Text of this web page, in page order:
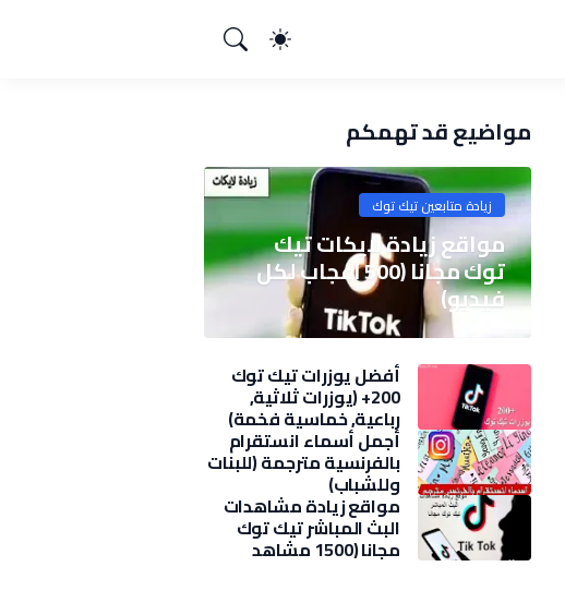
مواضيع قد تهمكم
زيادة متابعين تيك توك
مواقع زيادة لايكات تيك
توك مجانا (500 اعجاب لكل
فيديو)
أفضل يوزرات تيك توك
200+ (يوزرات ثلاثية,
رباعية, خماسية فخمة)
2025
أجمل أسماء انستقرام
بالفرنسية مترجمة (للبنات
وللشباب)
مواقع زيادة مشاهدات
البث المباشر تيك توك
مجانا (1500 مشاهد